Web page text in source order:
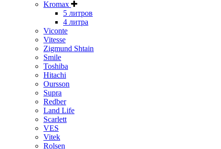
Kromax
5 литров
4 литра
Viconte
Vitesse
Zigmund Shtain
Smile
Toshiba
Hitachi
Oursson
Supra
Redber
Land Life
Scarlett
VES
Vitek
Rolsen